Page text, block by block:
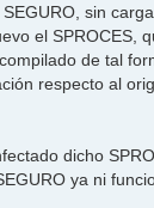
sin
el SPROCES,
de tal
respecto al
dicho
ya ni